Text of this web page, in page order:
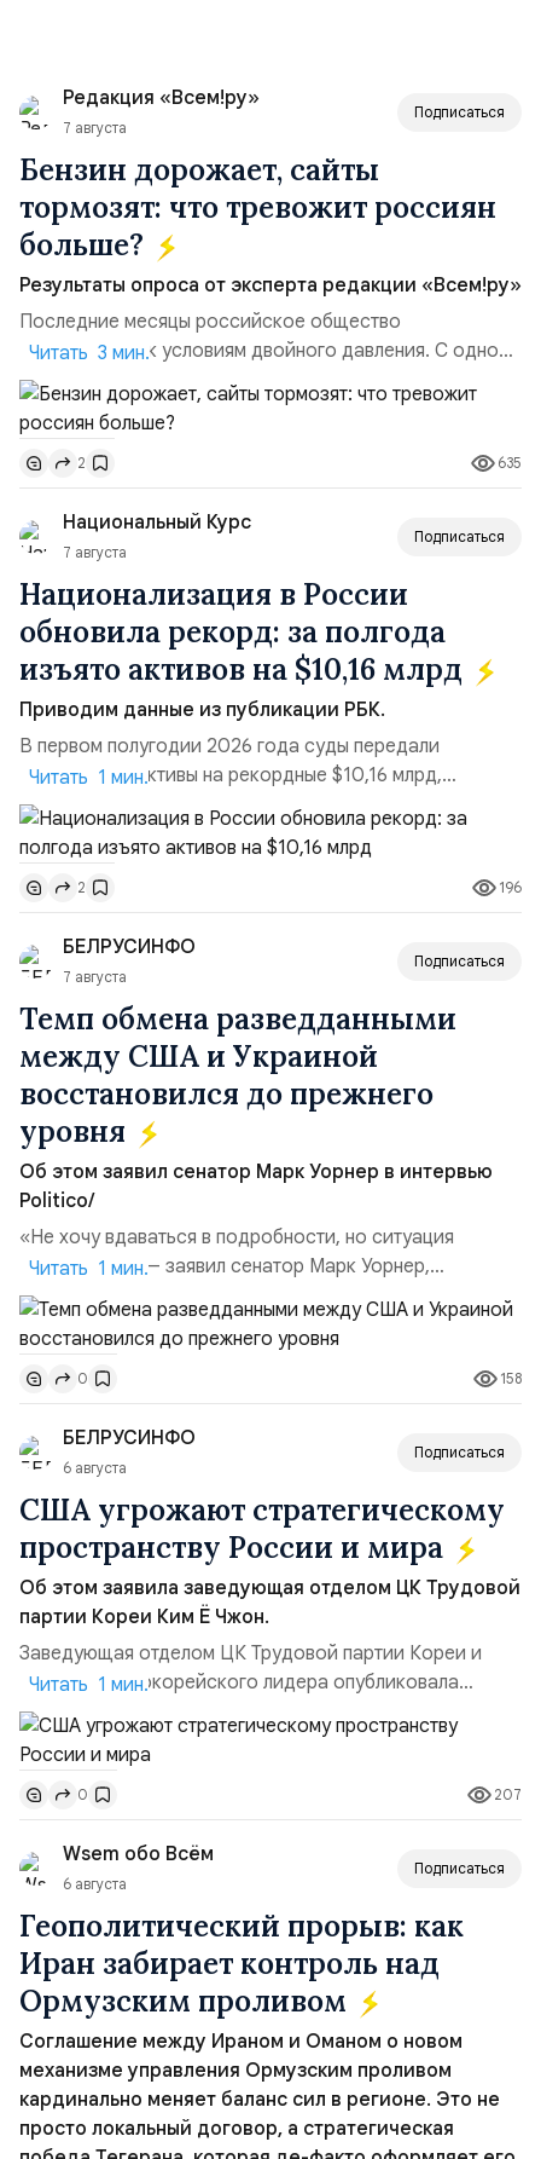
Редакция «Всем!ру»
7 августа
Подписаться
Бензин дорожает, сайты
тормозят: что тревожит россиян
больше?
Результаты опроса от эксперта редакции «Всем!ру»
Последние месяцы российское общество
адаптируется к условиям двойного давления. С одной
стороны, происходит рост цен на товары первой
необходимости, инфляция и локальные сбои в
поставках бензина. А с другой – технологическая
турбулентность: перебои в работе интернета,
блокировки сайтов, необходимость осваивать VPN и
российские платформы.Что из этого бье...
Читать 3 мин.
2 635
Национальный Курс
7 августа
Подписаться
Национализация в России
обновила рекорд: за полгода
изъято активов на $10,16 млрд
Приводим данные из публикации РБК.
В первом полугодии 2026 года суды передали
государству активы на рекордные $10,16 млрд,
подсчитали аналитики AK&M. Это в 2,5 раза больше,
чем за аналогичный период 2025 года ($3,95 млрд).
Всего зафиксировано 15 национализационных
транзакций, которые обеспечили 42,2% денежного
объёма всего российского рынка слияний и
поглощений. Крупнейшей ...
Читать 1 мин.
2 196
БЕЛРУСИНФО
7 августа
Подписаться
Темп обмена разведданными
между США и Украиной
восстановился до прежнего
уровня
Об этом заявил сенатор Марк Уорнер в интервью
Politico/
«Не хочу вдаваться в подробности, но ситуация
улучшилась», — заявил сенатор Марк Уорнер,
высокопоставленный член комитета по разведке,
добавив, что использование Украиной беспилотников и
ракет большой дальности позволило ей наносить
удары вглубь российской территории и укрепило её
позиции.Сотрудничество со стороны США стало
ключом к позитивному пов...
Читать 1 мин.
0 158
БЕЛРУСИНФО
6 августа
Подписаться
США угрожают стратегическому
пространству России и мира
Об этом заявила заведующая отделом ЦК Трудовой
партии Кореи Ким Ё Чжон.
Заведующая отделом ЦК Трудовой партии Кореи и
сестра северокорейского лидера опубликовала
заявление для прессы в ответ на проведение Токио
совместных с флотом США запусков крылатых ракет
Томагавк.«Япония отбросила обманчивую видимость
„исключительно оборонительной страны“ и выносит
вопрос о собственном ядерном вооружении на
всеобщее обозрение, одновреме...
Читать 1 мин.
0 207
Wsem обо Всём
6 августа
Подписаться
Геополитический прорыв: как
Иран забирает контроль над
Ормузским проливом
Соглашение между Ираном и Оманом о новом
механизме управления Ормузским проливом
кардинально меняет баланс сил в регионе. Это не
просто локальный договор, а стратегическая